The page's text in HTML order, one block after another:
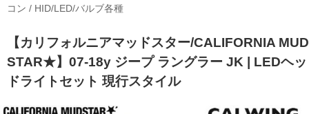
コン / HID/LED/バルブ各種
【カリフォルニアマッドスター/CALIFORNIA MUD
STAR★】07-18y ジープ ラングラー JK | LEDヘッ
ドライトセット 現行スタイル